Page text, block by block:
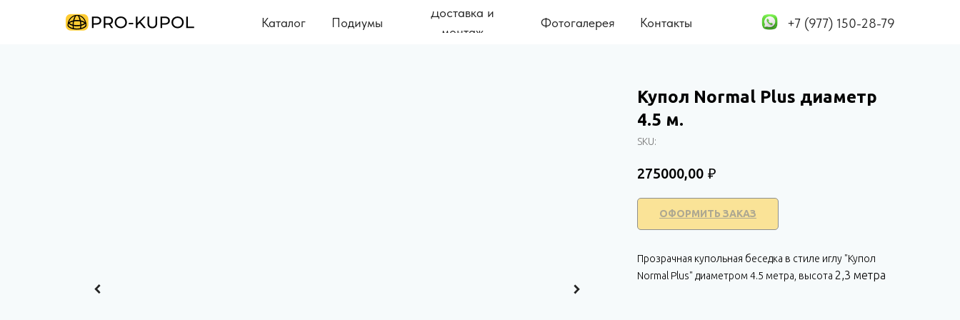
Подиумы
Каталог
Доставка и
монтаж
Фотогалерея Контакты +7 (977) 150-28-79
Купол Normal Plus диаметр
4.5 м.
SKU:
275000,00 ₽
ОФОРМИТЬ ЗАКАЗ
Прозрачная купольная беседка в стиле иглу "Купол
Normal Plus" диаметром 4.5 метра, высота 2,3 метра